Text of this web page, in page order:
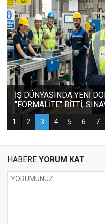
HABERE YORUM KAT